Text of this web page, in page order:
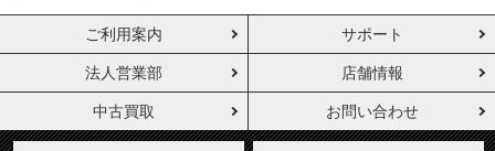
ご利用案内 サポート
法人営業部 店舗情報
中古買取 お問い合わせ